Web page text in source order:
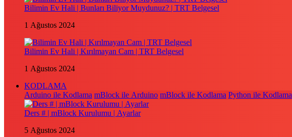
Bilimin Ev Hali | Bunları Biliyor Muydunuz? | TRT Belgesel
1 Ağustos 2024
Bilimin Ev Hali | Kırılmayan Cam | TRT Belgesel
1 Ağustos 2024
KODLAMA
Arduino ile Kodlama mBlock ile Arduino mBlock ile Kodlama Python ile Kodlama
Ders # | mBlock Kurulumu | Ayarlar
5 Ağustos 2024